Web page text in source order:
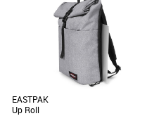
Sacs et accessoires Eastpak pas cher et
Promos Sacs et accessoires Eastpak
Le sac à dos Eastpak Day Pak'R allie
style et praticité pour accompagner vos
journées avec une touche [...]
EASTPAK
Up Roll